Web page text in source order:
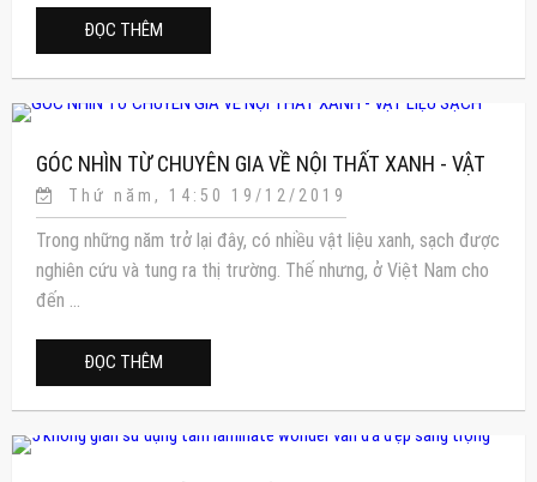
ĐỌC THÊM
GÓC NHÌN TỪ CHUYÊN GIA VỀ NỘI THẤT XANH - VẬT
LIỆU SẠCH
Thứ năm, 14:50 19/12/2019
Trong những năm trở lại đây, có nhiều vật liệu xanh, sạch được
nghiên cứu và tung ra thị trường. Thế nhưng, ở Việt Nam cho
đến ...
ĐỌC THÊM